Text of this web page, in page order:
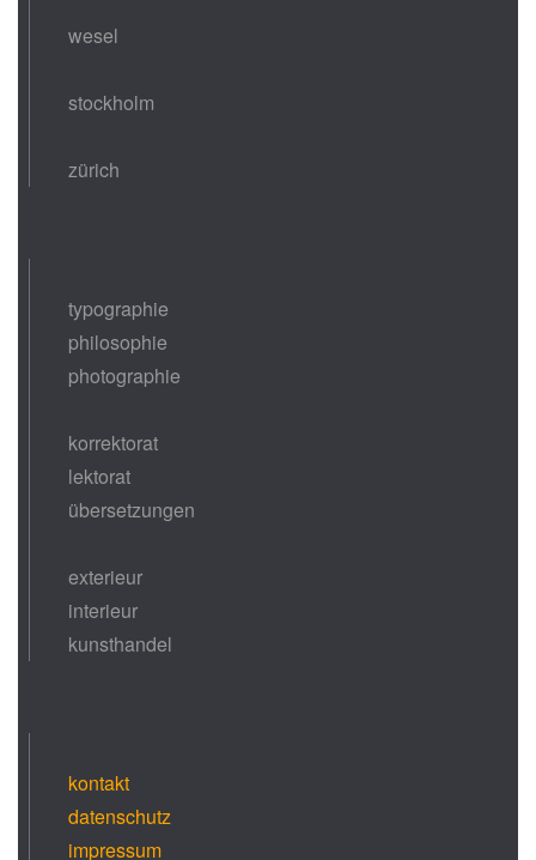
wesel
stockholm
zürich
typographie
philosophie
photographie
korrektorat
lektorat
übersetzungen
exterieur
interieur
kunsthandel
kontakt
datenschutz
impressum